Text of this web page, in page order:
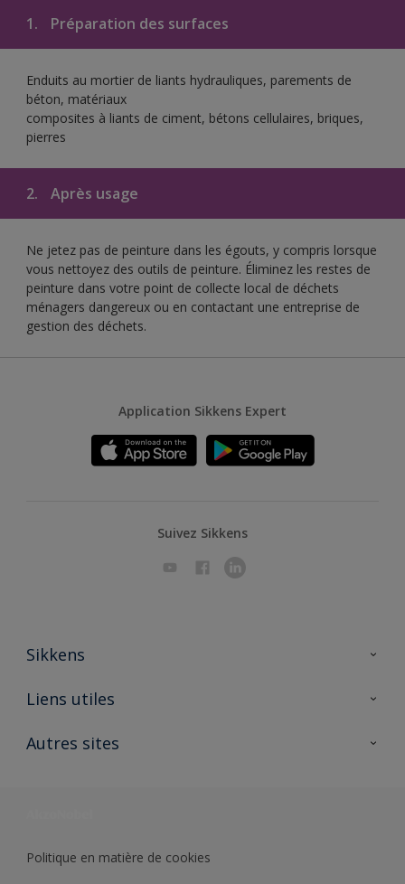
1. Préparation des surfaces
Enduits au mortier de liants hydrauliques, parements de
béton, matériaux
composites à liants de ciment, bétons cellulaires, briques,
pierres
2. Après usage
Ne jetez pas de peinture dans les égouts, y compris lorsque
vous nettoyez des outils de peinture. Éliminez les restes de
peinture dans votre point de collecte local de déchets
ménagers dangereux ou en contactant une entreprise de
gestion des déchets.
Application Sikkens Expert
Suivez Sikkens
Sikkens
A propos de Sikkens
Liens utiles
Ouvrir un magasin PASS
Autres sites
Politique en matière de cookies